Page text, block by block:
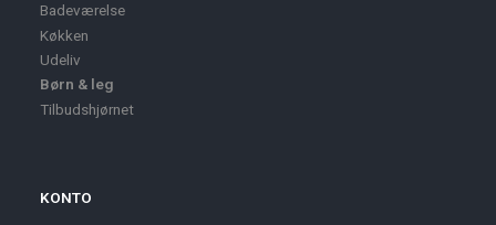
Badeværelse
Køkken
Udeliv
Børn & leg
Tilbudshjørnet
KONTO